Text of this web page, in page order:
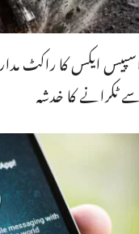
ایکس کا راکٹ
ٹکرانے کا خدشہ